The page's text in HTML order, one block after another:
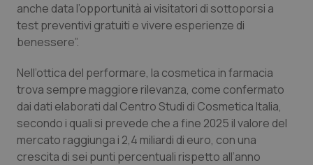
anche data l’opportunità ai visitatori di sottoporsi a
test preventivi gratuiti e vivere esperienze di
benessere”.
Nell’ottica del performare, la cosmetica in farmacia
trova sempre maggiore rilevanza, come confermato
dai dati elaborati dal Centro Studi di Cosmetica Italia,
secondo i quali si prevede che a fine 2025 il valore del
mercato raggiunga i 2,4 miliardi di euro, con una
crescita di sei punti percentuali rispetto all’anno
CookieScriptConsent
CookieScript
www.quotidianosanita.it